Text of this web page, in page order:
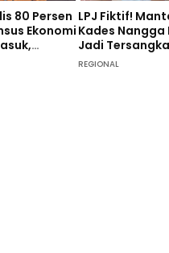
80 Persen
Ekonomi
SBD
LPJ Fiktif!
Kades Nangga
Jadi Tersangka
Tunggal, 40
REGIONAL